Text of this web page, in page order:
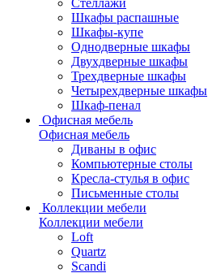
Стеллажи
Шкафы распашные
Шкафы-купе
Однодверные шкафы
Двухдверные шкафы
Трехдверные шкафы
Четырехдверные шкафы
Шкаф-пенал
Офисная мебель
Офисная мебель
Диваны в офис
Компьютерные столы
Кресла-стулья в офис
Письменные столы
Коллекции мебели
Коллекции мебели
Loft
Quartz
Scandi